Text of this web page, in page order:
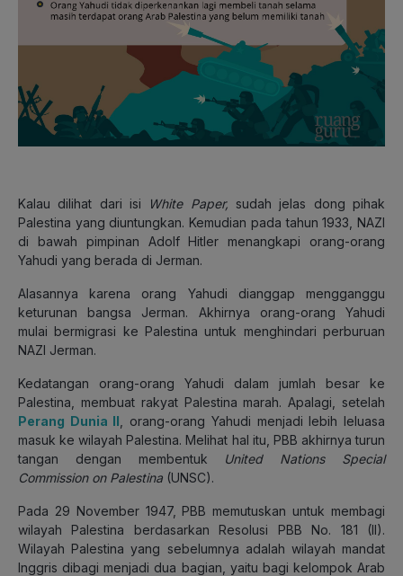
Kalau dilihat dari isi White Paper, sudah jelas dong pihak
Palestina yang diuntungkan. Kemudian pada tahun 1933, NAZI
di bawah pimpinan Adolf Hitler menangkapi orang-orang
Yahudi yang berada di Jerman.
Alasannya karena orang Yahudi dianggap mengganggu
keturunan bangsa Jerman. Akhirnya orang-orang Yahudi
mulai bermigrasi ke Palestina untuk menghindari perburuan
NAZI Jerman.
Kedatangan orang-orang Yahudi dalam jumlah besar ke
Palestina, membuat rakyat Palestina marah. Apalagi, setelah
Perang Dunia II , orang-orang Yahudi menjadi lebih leluasa
masuk ke wilayah Palestina. Melihat hal itu, PBB akhirnya turun
tangan dengan membentuk United Nations Special
Commission on Palestina (UNSC).
Pada 29 November 1947, PBB memutuskan untuk membagi
wilayah Palestina berdasarkan Resolusi PBB No. 181 (II).
Wilayah Palestina yang sebelumnya adalah wilayah mandat
Inggris dibagi menjadi dua bagian, yaitu bagi kelompok Arab